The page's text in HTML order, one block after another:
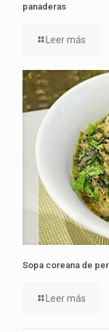
panaderas
Leer más
Sopa coreana de
Leer más